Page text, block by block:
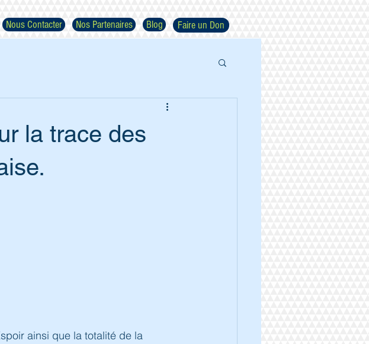
Nous Contacter Nos Partenaires Blog Faire un Don
la trace des
ainsi que la totalité de la